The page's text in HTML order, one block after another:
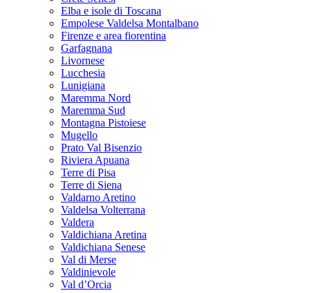
Elba e isole di Toscana
Empolese Valdelsa Montalbano
Firenze e area fiorentina
Garfagnana
Livornese
Lucchesia
Lunigiana
Maremma Nord
Maremma Sud
Montagna Pistoiese
Mugello
Prato Val Bisenzio
Riviera Apuana
Terre di Pisa
Terre di Siena
Valdarno Aretino
Valdelsa Volterrana
Valdera
Valdichiana Aretina
Valdichiana Senese
Val di Merse
Valdinievole
Val d’Orcia